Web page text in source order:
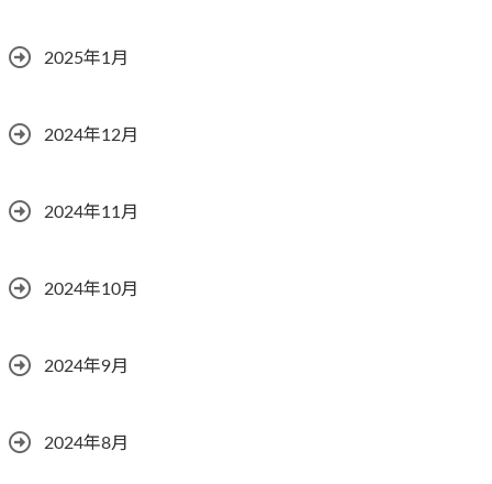
2025年1月
2024年12月
2024年11月
2024年10月
2024年9月
2024年8月